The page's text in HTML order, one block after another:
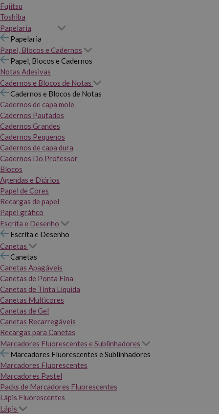
Fujitsu
Toshiba
Papelaria
Papelaria
Papel, Blocos e Cadernos
Papel, Blocos e Cadernos
Notas Adesivas
Cadernos e Blocos de Notas
Cadernos e Blocos de Notas
Cadernos de capa mole
Cadernos Pautados
Cadernos Grandes
Cadernos Pequenos
Cadernos de capa dura
Cadernos Do Professor
Blocos
Agendas e Diários
Papel de Cores
Recargas de papel
Papel gráfico
Escrita e Desenho
Escrita e Desenho
Canetas
Canetas
Canetas Apagáveis
Canetas de Ponta Fina
Canetas de Tinta Líquida
Canetas Multicores
Canetas de Gel
Canetas Recarregáveis
Recargas para Canetas
Marcadores Fluorescentes e Sublinhadores
Marcadores Fluorescentes e Sublinhadores
Marcadores Fluorescentes
Marcadores Pastel
Packs de Marcadores Fluorescentes
Lápis Fluorescentes
Lápis